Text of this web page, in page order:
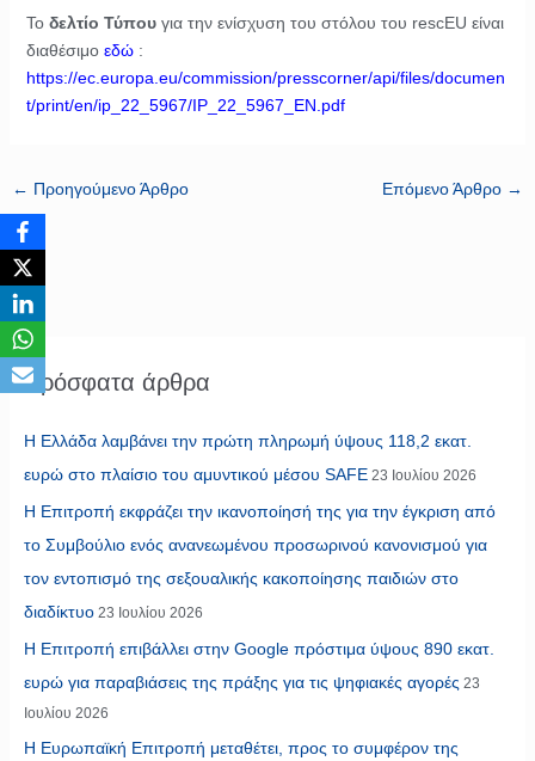
Το δελτίο Τύπουγια την ενίσχυση του στόλου του rescEU είναι
διαθέσιμο εδώ :
https://ec.europa.eu/commission/presscorner/api/files/documen
t/print/en/ip_22_5967/IP_22_5967_EN.pdf
← Προηγούμενο Άρθρο Επόμενο Άρθρο →
Πρόσφατα άρθρα
Η Ελλάδα λαμβάνει την πρώτη πληρωμή ύψους 118,2 εκατ.
ευρώ στο πλαίσιο του αμυντικού μέσου SAFE 23 Ιουλίου 2026
Η Επιτροπή εκφράζει την ικανοποίησή της για την έγκριση από
το Συμβούλιο ενός ανανεωμένου προσωρινού κανονισμού για
τον εντοπισμό της σεξουαλικής κακοποίησης παιδιών στο
διαδίκτυο 23 Ιουλίου 2026
Η Επιτροπή επιβάλλει στην Google πρόστιμα ύψους 890 εκατ.
ευρώ για παραβιάσεις της πράξης για τις ψηφιακές αγορές 23
Ιουλίου 2026
Η Ευρωπαϊκή Επιτροπή μεταθέτει, προς το συμφέρον της